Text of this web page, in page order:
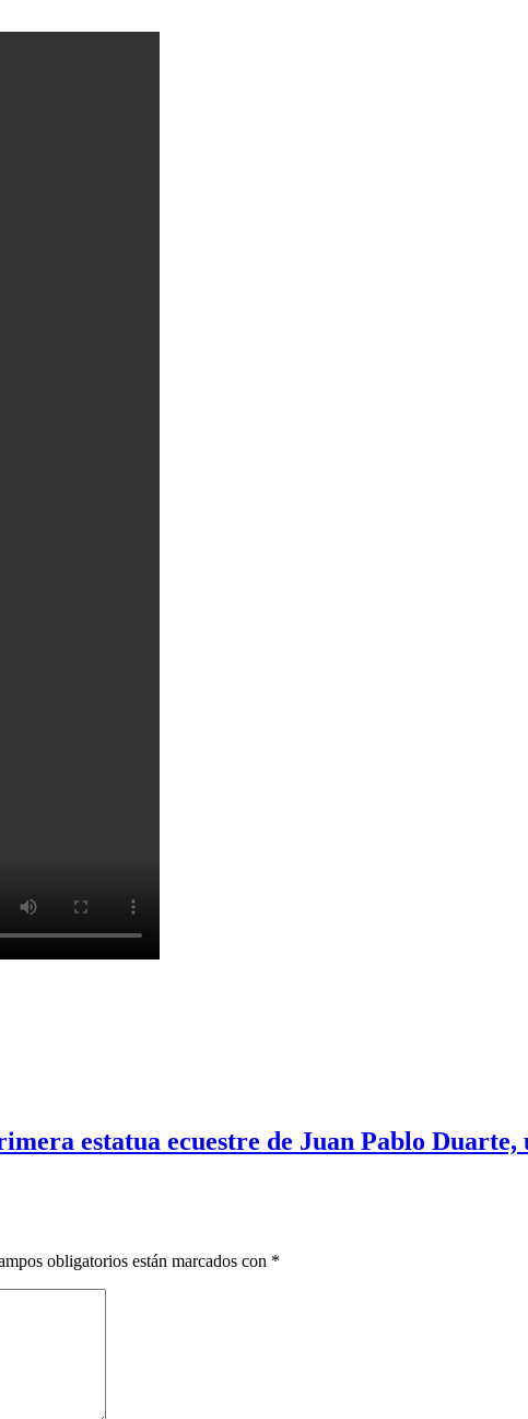
estatua ecuestre de Juan Pablo Duarte,
obligatorios están marcados con *